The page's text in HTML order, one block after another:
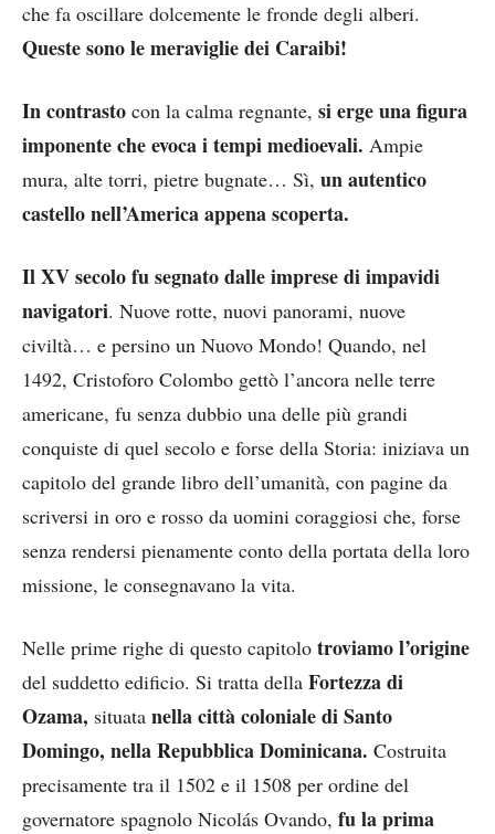
che fa oscillare dolcemente le fronde degli alberi.
Queste sono le meraviglie dei Caraibi!
In contrasto con la calma regnante, si erge una figura
imponente che evoca i tempi medioevali. Ampie
mura, alte torri, pietre bugnate… Sì, un autentico
castello nell’America appena scoperta.
Il XV secolo fu segnato dalle imprese di impavidi
navigatori. Nuove rotte, nuovi panorami, nuove
civiltà… e persino un Nuovo Mondo! Quando, nel
1492, Cristoforo Colombo gettò l’ancora nelle terre
americane, fu senza dubbio una delle più grandi
conquiste di quel secolo e forse della Storia: iniziava un
capitolo del grande libro dell’umanità, con pagine da
scriversi in oro e rosso da uomini coraggiosi che, forse
senza rendersi pienamente conto della portata della loro
missione, le consegnavano la vita.
Nelle prime righe di questo capitolo troviamo l’origine
del suddetto edificio. Si tratta della Fortezza di
Ozama, situata nella città coloniale di Santo
Domingo, nella Repubblica Dominicana. Costruita
precisamente tra il 1502 e il 1508 per ordine del
governatore spagnolo Nicolás Ovando, fu la prima